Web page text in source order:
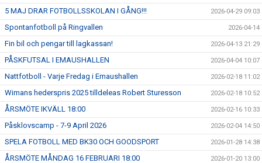
5 MAJ DRAR FOTBOLLSSKOLAN I GÅNG!!! 2026-04-29 09:03
Spontanfotboll på Ringvallen 2026-04-14
Fin bil och pengar till lagkassan! 2026-04-13 21:29
PÅSKFUTSAL I EMAUSHALLEN 2026-04-04 10:07
Nattfotboll - Varje Fredag i Emaushallen 2026-02-18 11:02
Wimans hederspris 2025 tilldeleas Robert Sturesson 2026-02-18 10:52
ÅRSMÖTE IKVÄLL 18:00 2026-02-16 10:33
Påsklovscamp - 7-9 April 2026 2026-02-04 14:50
SPELA FOTBOLL MED BK30 OCH GOODSPORT 2026-01-28 14:38
ÅRSMÖTE MÅNDAG 16 FEBRUARI 18:00 2026-01-20 13:00